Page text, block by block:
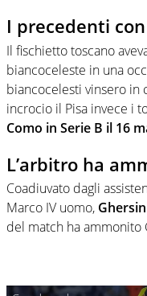
I precedenti
Il fischietto toscano
biancoceleste in una
biancocelesti vinsero in
incrocio il Pisa invece i
Como in Serie B il 16
L’arbitro ha
Coadiuvato dagli
Marco IV uomo,
del match ha ammonito